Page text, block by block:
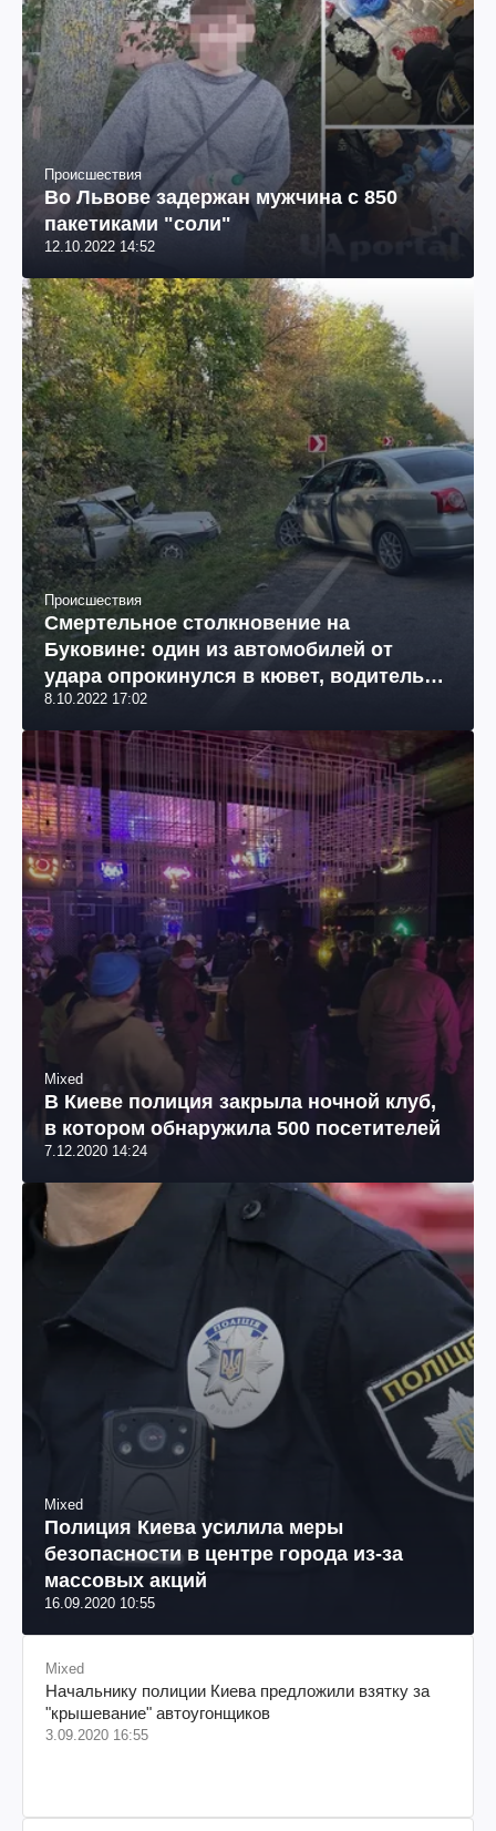
Происшествия
Во Львове задержан мужчина с 850
пакетиками "соли"
12.10.2022 14:52
Происшествия
Смертельное столкновение на
Буковине: один из автомобилей от
удара опрокинулся в кювет, водитель
погиб (фото)
8.10.2022 17:02
Mixed
В Киеве полиция закрыла ночной клуб,
в котором обнаружила 500 посетителей
7.12.2020 14:24
Mixed
Полиция Киева усилила меры
безопасности в центре города из-за
массовых акций
16.09.2020 10:55
Mixed
Начальнику полиции Киева предложили взятку за
"крышевание" автоугонщиков
3.09.2020 16:55